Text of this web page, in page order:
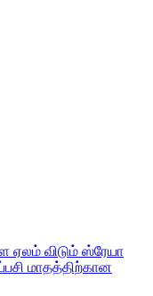
விடும் ஸ்ரேயா
மாதத்திற்கான